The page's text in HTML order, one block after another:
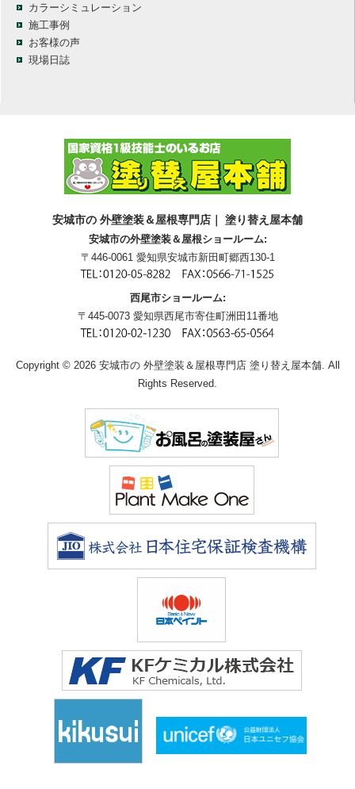
カラーシミュレーション
施工事例
お客様の声
現場日誌
安城市の 外壁塗装＆屋根専門店｜ 塗り替え屋本舗
安城市の外壁塗装＆屋根ショールーム:
〒446-0061 愛知県安城市新田町郷西130-1
西尾市ショールーム:
〒445-0073 愛知県西尾市寄住町洲田11番地
Copyright © 2026 安城市の 外壁塗装＆屋根専門店 塗り替え屋本舗. All
Rights Reserved.